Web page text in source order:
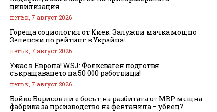
цивилизация
петък, 7 август 2026
Гореща социология от Киев: Залужни мачка мощно
Зеленски по рейтинг в Украйна!
петък, 7 август 2026
Ужас в Европа! WSJ: Фолксваген подготвя
съкращаването на 50 000 работници!
петък, 7 август 2026
Бойко Борисов ли е босът на разбитата от МВР мощна
фабрика за производство на фентанила – убиец?